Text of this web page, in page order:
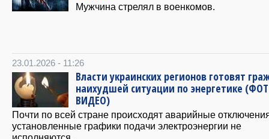
Мужчина стрелял в военкомов.
23.01.2026 - 11:26
Власти украинских регионов готовят
наихудшей ситуации по энергетике
ВИДЕО)
Почти по всей стране происходят аварийные
установленные графики подачи электроэнергии не